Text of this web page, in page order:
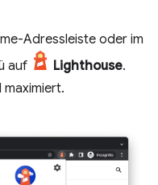
Adressleiste oder im
auf
Lighthouse.